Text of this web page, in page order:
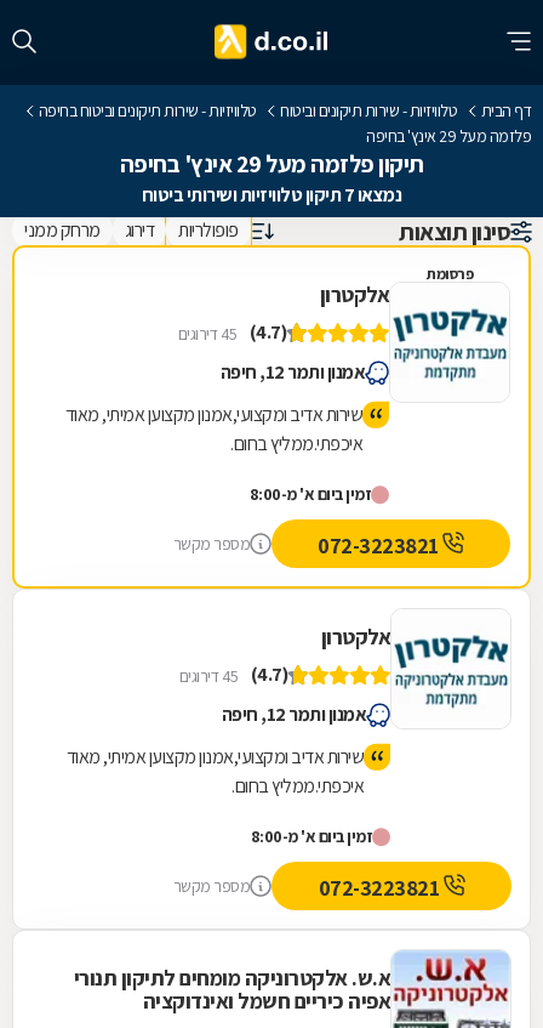
דף הבית טלוויזיות - שירות תיקונים וביטוח
טלוויזיות - שירות תיקונים וביטוח בחיפה
פלזמה מעל 29 אינץ' בחיפה
תיקון פלזמה מעל 29 אינץ' בחיפה
נמצאו 7 תיקון טלוויזיות ושירותי ביטוח
סינון תוצאות פופולריות דירוג מרחק ממני
פרסומת
אלקטרון
(4.7) 45 דירוגים
אמנון ותמר 12, חיפה
שירות אדיב ומקצועי,אמנון מקצוען אמיתי, מאוד
איכפתי.ממליץ בחום.
זמין ביום א' מ-8:00
מספר מקשר
אלקטרון
(4.7) 45 דירוגים
אמנון ותמר 12, חיפה
שירות אדיב ומקצועי,אמנון מקצוען אמיתי, מאוד
איכפתי.ממליץ בחום.
זמין ביום א' מ-8:00
מספר מקשר
א.ש. אלקטרוניקה מומחים לתיקון תנורי
אפיה כיריים חשמל ואינדוקציה